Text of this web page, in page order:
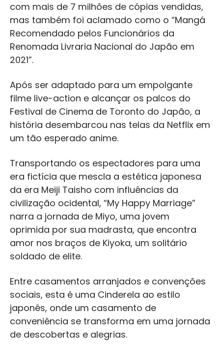
com mais de 7 milhões de cópias vendidas,
mas também foi aclamado como o “Mangá
Recomendado pelos Funcionários da
Renomada Livraria Nacional do Japão em
2021”.
Após ser adaptado para um empolgante
filme live-action e alcançar os palcos do
Festival de Cinema de Toronto do Japão, a
história desembarcou nas telas da Netflix em
um tão esperado anime.
Transportando os espectadores para uma
era fictícia que mescla a estética japonesa
da era Meiji Taisho com influências da
civilização ocidental, “My Happy Marriage”
narra a jornada de Miyo, uma jovem
oprimida por sua madrasta, que encontra
amor nos braços de Kiyoka, um solitário
soldado de elite.
Entre casamentos arranjados e convenções
sociais, esta é uma Cinderela ao estilo
japonês, onde um casamento de
conveniência se transforma em uma jornada
de descobertas e alegrias.